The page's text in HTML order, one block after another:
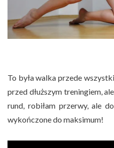
To była walka przede
przed dłuższym treningiem,
rund, robiłam przerwy, ale
wykończone do maksimum!